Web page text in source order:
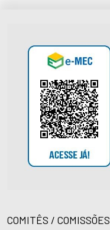
COMITÊS / COMISSÕES